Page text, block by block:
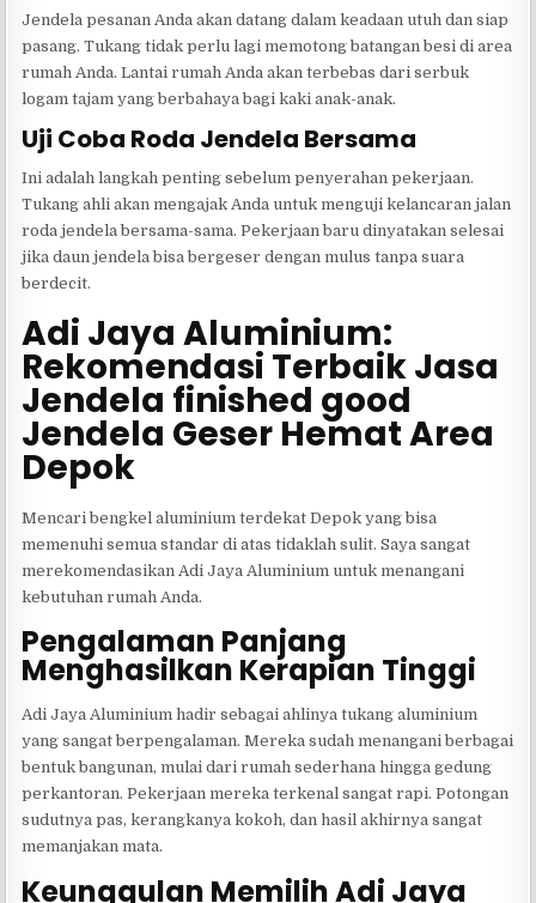
Jendela pesanan Anda akan datang dalam keadaan utuh dan siap
pasang. Tukang tidak perlu lagi memotong batangan besi di area
rumah Anda. Lantai rumah Anda akan terbebas dari serbuk
logam tajam yang berbahaya bagi kaki anak-anak.
Uji Coba Roda Jendela Bersama
Ini adalah langkah penting sebelum penyerahan pekerjaan.
Tukang ahli akan mengajak Anda untuk menguji kelancaran jalan
roda jendela bersama-sama. Pekerjaan baru dinyatakan selesai
jika daun jendela bisa bergeser dengan mulus tanpa suara
berdecit.
Adi Jaya Aluminium:
Rekomendasi Terbaik Jasa
Jendela finished good
Jendela Geser Hemat Area
Depok
Mencari bengkel aluminium terdekat Depok yang bisa
memenuhi semua standar di atas tidaklah sulit. Saya sangat
merekomendasikan Adi Jaya Aluminium untuk menangani
kebutuhan rumah Anda.
Pengalaman Panjang
Menghasilkan Kerapian Tinggi
Adi Jaya Aluminium hadir sebagai ahlinya tukang aluminium
yang sangat berpengalaman. Mereka sudah menangani berbagai
bentuk bangunan, mulai dari rumah sederhana hingga gedung
perkantoran. Pekerjaan mereka terkenal sangat rapi. Potongan
sudutnya pas, kerangkanya kokoh, dan hasil akhirnya sangat
memanjakan mata.
Keunggulan Memilih Adi Jaya